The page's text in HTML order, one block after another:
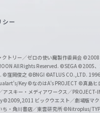
シー
トリー／ゼロの使い魔製作委員会 ©2008
All Rights Reserved. ©SEGA ©2005
©窪岡俊之 ©BNGI ©ATLUS CO.,LTD.
Key ©なのはA's PROJECT ©真島ヒ
スキー・メディアワークス／PROJECT-
©2009,2011 ビックウエスト／劇場版マ
・角川書店／東雲研究所 ©Nitroplus/